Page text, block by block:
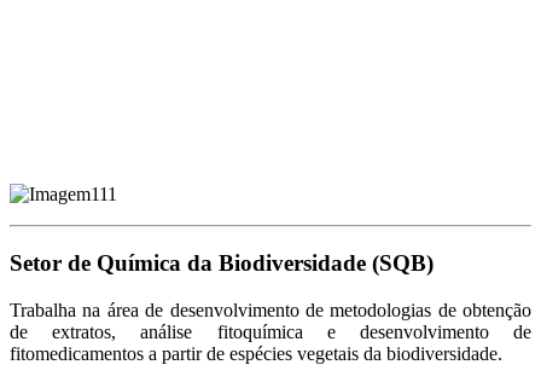
Setor de Química da Biodiversidade (SQB)
Trabalha na área de desenvolvimento de metodologias de obtenção
de extratos, análise fitoquímica e desenvolvimento de
fitomedicamentos a partir de espécies vegetais da biodiversidade.